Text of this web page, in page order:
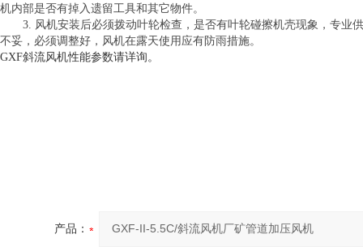
机内部是否有掉入遗留工具和其它物件。
3. 风机安装后必须拨动叶轮检查，是否有叶轮碰擦机壳现象，专业
不妥，必须调整好，风机在露天使用应有防雨措施。
GXF斜流风机性能参数请详询。
产品：